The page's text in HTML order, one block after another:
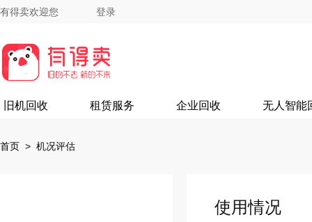
有得卖欢迎您 登录
旧机回收 租赁服务 企业回收 无人智能
首页 > 机况评估
使用情况